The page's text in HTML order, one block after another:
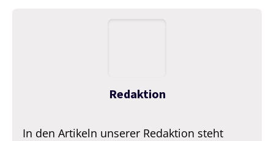
Redaktion
In den Artikeln unserer Redaktion steht